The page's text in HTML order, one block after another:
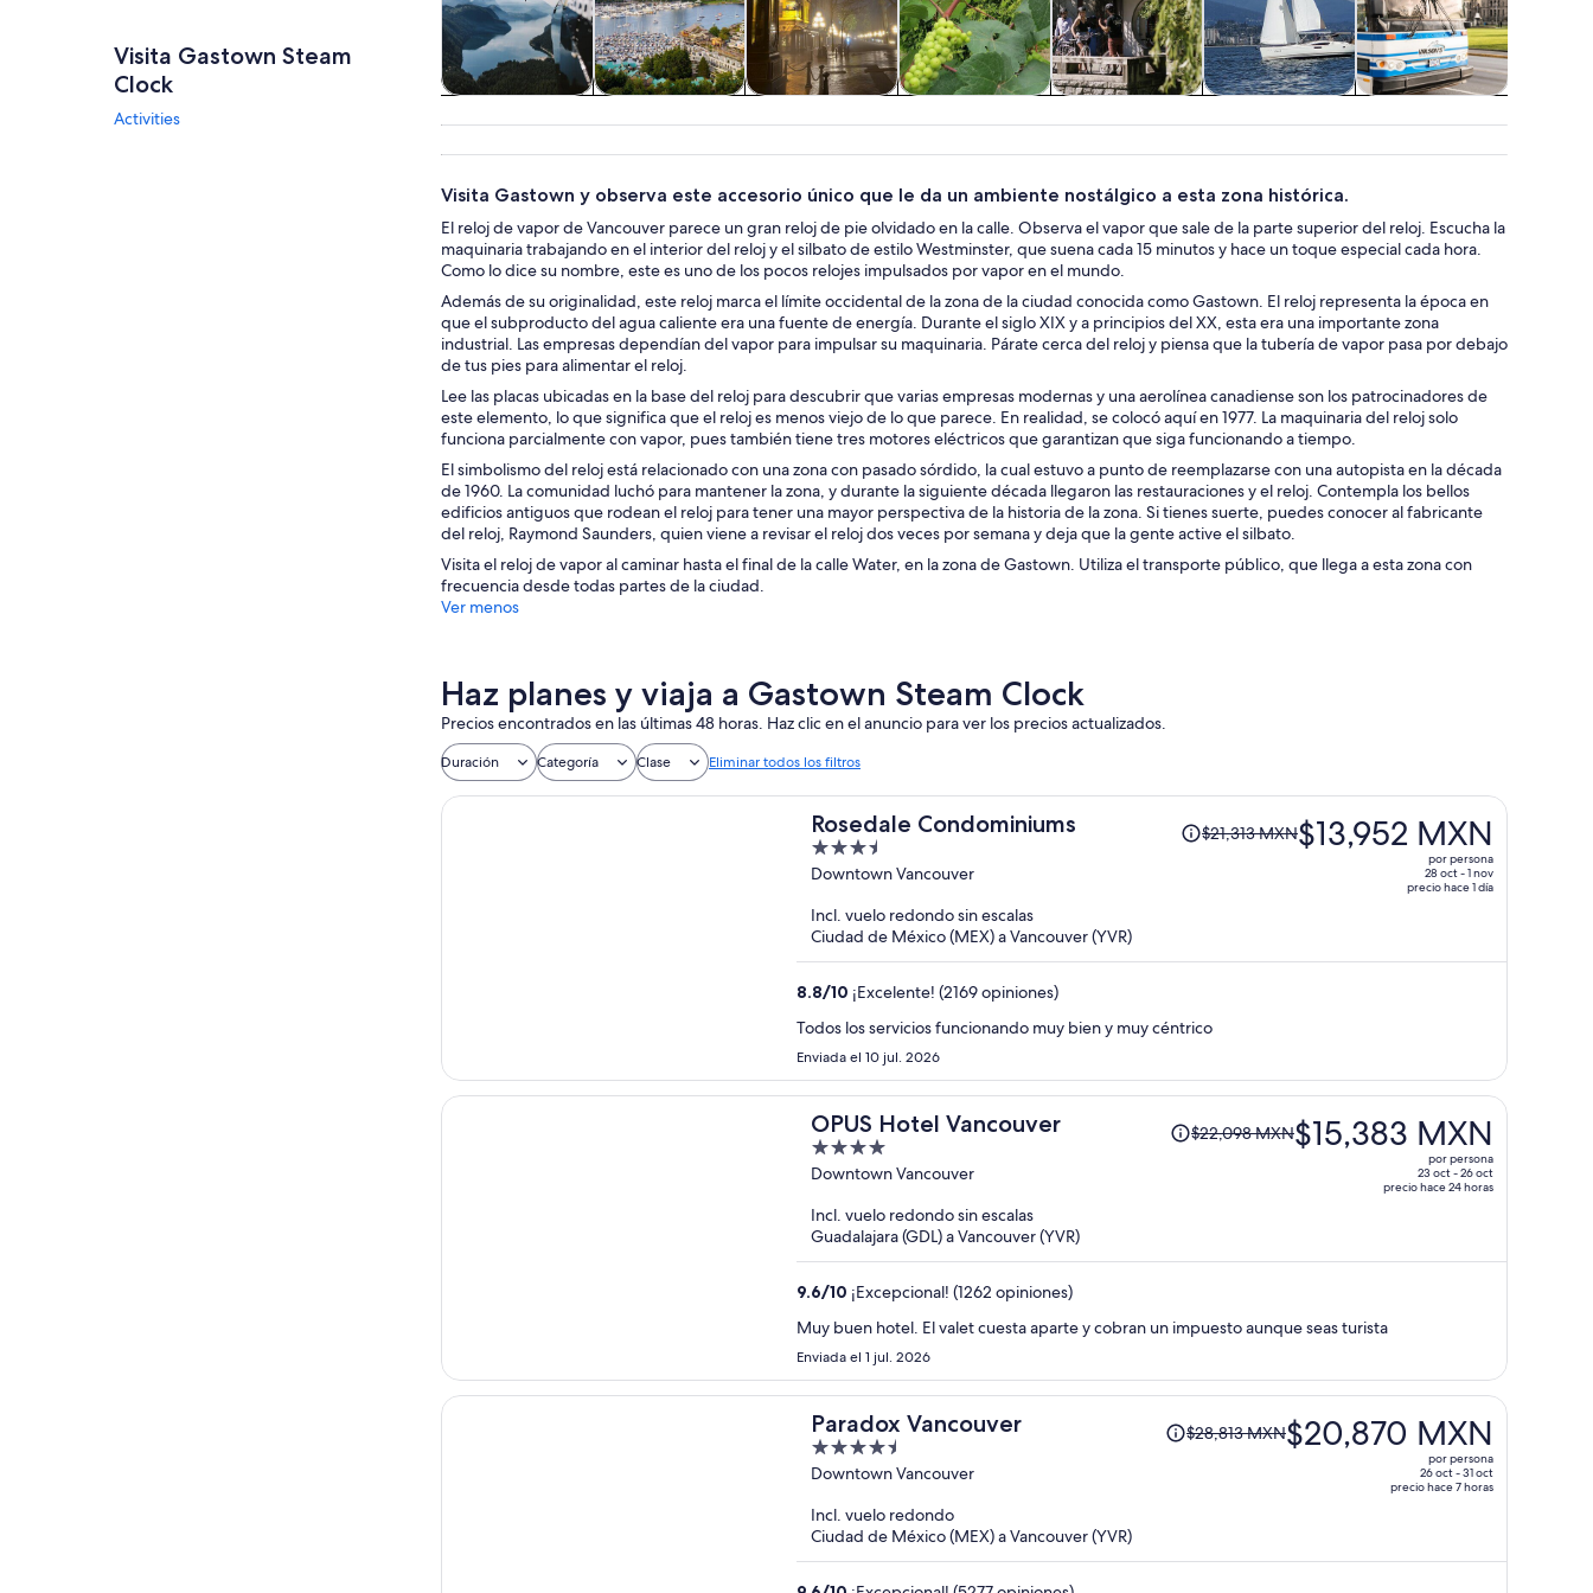
Visita Gastown Steam
Clock
Activities
excursiones de
un día
personalizados
bebidas y vida
nocturna
actividades al
aire libre
cruceros
Visita Gastown y observa este accesorio único que le da un ambiente nostálgico a esta zona histórica.
El reloj de vapor de Vancouver parece un gran reloj de pie olvidado en la calle. Observa el vapor que sale de la parte superior del reloj. Escucha la
maquinaria trabajando en el interior del reloj y el silbato de estilo Westminster, que suena cada 15 minutos y hace un toque especial cada hora.
Como lo dice su nombre, este es uno de los pocos relojes impulsados por vapor en el mundo.
Además de su originalidad, este reloj marca el límite occidental de la zona de la ciudad conocida como Gastown. El reloj representa la época en
que el subproducto del agua caliente era una fuente de energía. Durante el siglo XIX y a principios del XX, esta era una importante zona
industrial. Las empresas dependían del vapor para impulsar su maquinaria. Párate cerca del reloj y piensa que la tubería de vapor pasa por debajo
de tus pies para alimentar el reloj.
Lee las placas ubicadas en la base del reloj para descubrir que varias empresas modernas y una aerolínea canadiense son los patrocinadores de
este elemento, lo que significa que el reloj es menos viejo de lo que parece. En realidad, se colocó aquí en 1977. La maquinaria del reloj solo
funciona parcialmente con vapor, pues también tiene tres motores eléctricos que garantizan que siga funcionando a tiempo.
El simbolismo del reloj está relacionado con una zona con pasado sórdido, la cual estuvo a punto de reemplazarse con una autopista en la década
de 1960. La comunidad luchó para mantener la zona, y durante la siguiente década llegaron las restauraciones y el reloj. Contempla los bellos
edificios antiguos que rodean el reloj para tener una mayor perspectiva de la historia de la zona. Si tienes suerte, puedes conocer al fabricante
del reloj, Raymond Saunders, quien viene a revisar el reloj dos veces por semana y deja que la gente active el silbato.
Visita el reloj de vapor al caminar hasta el final de la calle Water, en la zona de Gastown. Utiliza el transporte público, que llega a esta zona con
frecuencia desde todas partes de la ciudad.
Ver menos
Haz planes y viaja a Gastown Steam Clock
Precios encontrados en las últimas 48 horas. Haz clic en el anuncio para ver los precios actualizados.
Duración Categoría Clase Eliminar todos los filtros
Rosedale Condominiums
3.5
out
5
Downtown Vancouver
El
precio
ahora
de
persona
$21,313 MXN$13,952 MXN
por persona
28 oct - 1 nov
precio hace 1 día
Incl. vuelo redondo sin escalas
Ciudad de México (MEX) a Vancouver (YVR)
8.8/10 ¡Excelente! (2169 opiniones)
Todos los servicios funcionando muy bien y muy céntrico
Enviada el 10 jul. 2026
OPUS Hotel Vancouver
4
out
5
Downtown Vancouver
El
precio
ahora
de
$15,383 MXN
persona
$22,098 MXN$15,383 MXN
por persona
23 oct - 26 oct
precio hace 24 horas
Incl. vuelo redondo sin escalas
Guadalajara (GDL) a Vancouver (YVR)
9.6/10 ¡Excepcional! (1262 opiniones)
Muy buen hotel. El valet cuesta aparte y cobran un impuesto aunque seas turista
Enviada el 1 jul. 2026
Paradox Vancouver
4.5
out
5
Downtown Vancouver
El
precio
ahora
$28,813 MXN$20,870 MXN
por persona
26 oct - 31 oct
precio hace 7 horas
Incl. vuelo redondo
Ciudad de México (MEX) a Vancouver (YVR)